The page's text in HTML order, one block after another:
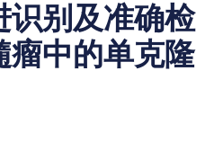
识别及准确检
瘤中的单克隆